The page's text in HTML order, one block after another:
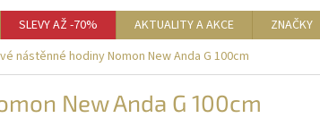
SLEVY AŽ -70% AKTUALITY A AKCE
ZNAČKY
nástěnné hodiny Nomon New Anda G 100cm
New Anda G 100cm